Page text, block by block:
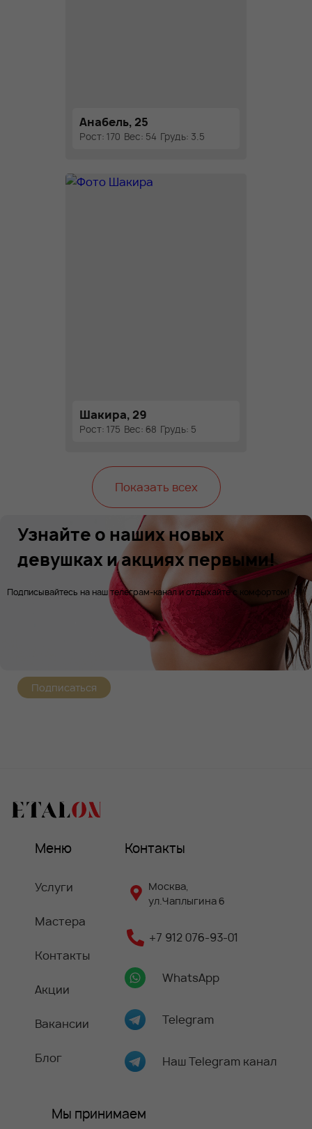
Анабель, 25
Рост: 170 Вес: 54 Грудь: 3.5
Шакира, 29
Рост: 175 Вес: 68 Грудь: 5
Показать всех
Узнайте о наших новых
девушках и акциях первыми!
Подписывайтесь на наш телеграм-канал и отдыхайте с комфортом!
Подписаться
Меню
Услуги
Мастера
Контакты
Акции
Вакансии
Блог
Контакты
Москва,
ул.Чаплыгина 6
+7 912 076-93-01
WhatsApp
Telegram
Наш Telegram канал
Мы принимаем